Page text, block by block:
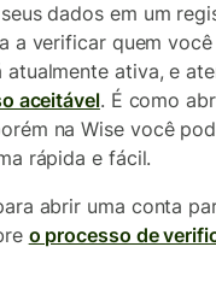
dados em um
a verificar quem você
atualmente ativa, e
aceitável. É como
na Wise você
rápida e fácil.
abrir uma conta
o processo de